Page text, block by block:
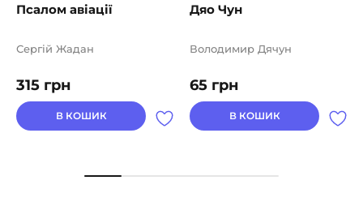
Псалом авіації
315 грн
Сергій Жадан
В КОШИК
Дяо Чун
65 грн
Володимир Дячун
В КОШИК